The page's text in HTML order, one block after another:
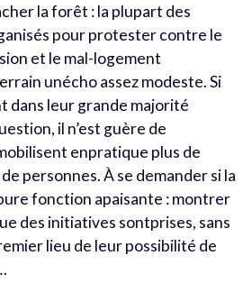
la forêt : la plupart des
pour protester contre le
et le mal-logement
unécho assez modeste. Si
dans leur grande majorité
il n’est guère de
enpratique plus de
personnes. À se demander si la
pure fonction apaisante : montrer
des initiatives sontprises, sans
lieu de leur possibilité de